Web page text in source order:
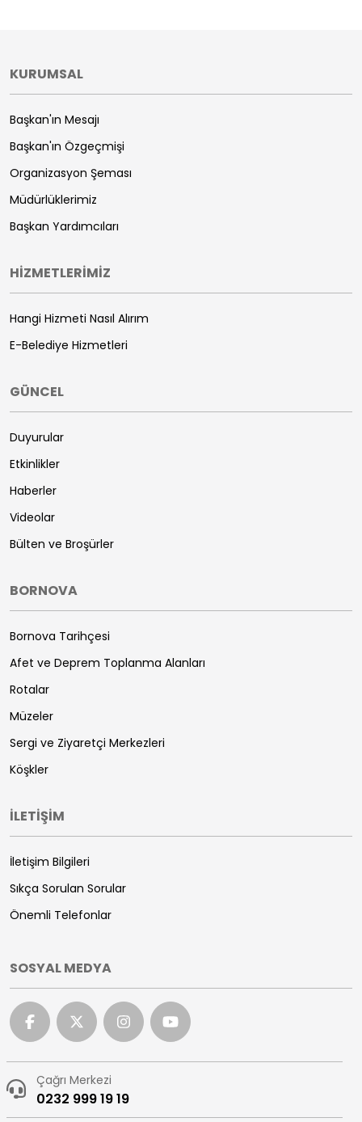
KURUMSAL
Başkan'ın Mesajı
Başkan'ın Özgeçmişi
Organizasyon Şeması
Müdürlüklerimiz
Başkan Yardımcıları
HİZMETLERİMİZ
Hangi Hizmeti Nasıl Alırım
E-Belediye Hizmetleri
GÜNCEL
Duyurular
Etkinlikler
Haberler
Videolar
Bülten ve Broşürler
BORNOVA
Bornova Tarihçesi
Afet ve Deprem Toplanma Alanları
Rotalar
Müzeler
Sergi ve Ziyaretçi Merkezleri
Köşkler
İLETİŞİM
İletişim Bilgileri
Sıkça Sorulan Sorular
Önemli Telefonlar
SOSYAL MEDYA
Çağrı Merkezi
0232 999 19 19